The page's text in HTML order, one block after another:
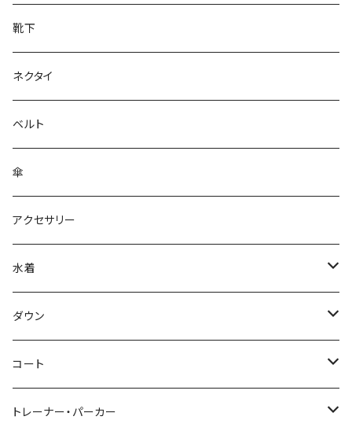
靴下
ネクタイ
ベルト
傘
アクセサリー
水着
～44/S
46/M
48/L
ダウン
～44/S
46/M
コート
～44/S
トレーナー・パーカー